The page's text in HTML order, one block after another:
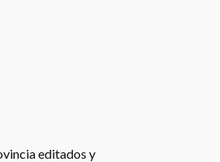
editados y